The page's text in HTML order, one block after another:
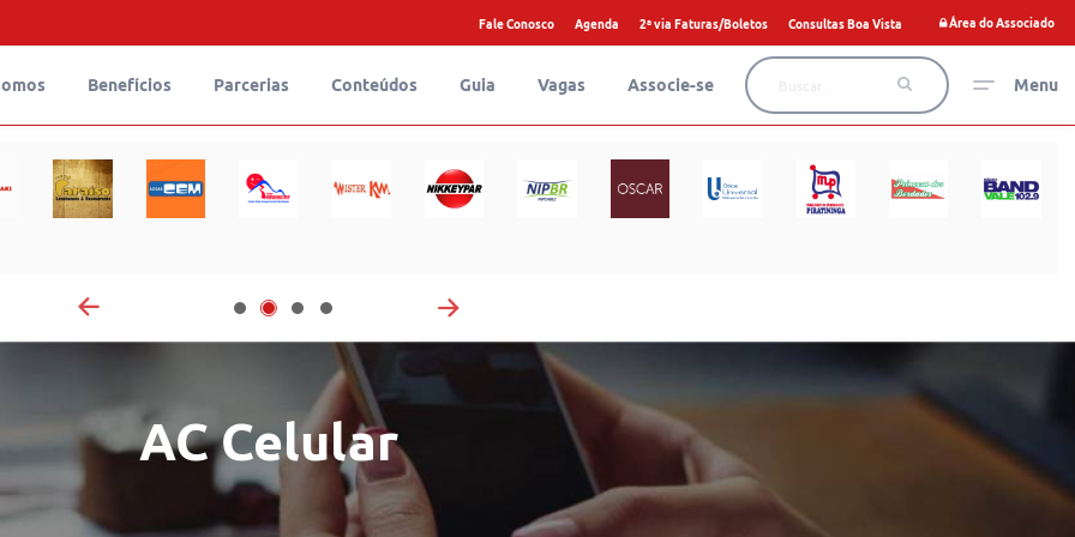
Fale Conosco Agenda 2ª via Faturas/Boletos Consultas Boa Vista Área do Associado
Benefícios Parcerias Conteúdos Guia Vagas Associe-se Menu
AC Celular